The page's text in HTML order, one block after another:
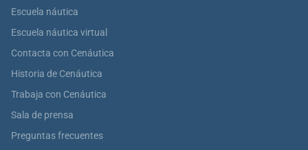
Escuela náutica
Escuela náutica virtual
Contacta con Cenáutica
Historia de Cenáutica
Trabaja con Cenáutica
Sala de prensa
Preguntas frecuentes